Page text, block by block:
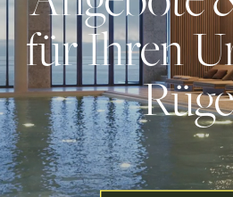
für Ihren